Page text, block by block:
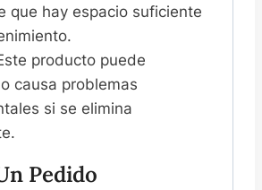
que hay espacio suficiente
producto puede
causa problemas
si se elimina
Pedido